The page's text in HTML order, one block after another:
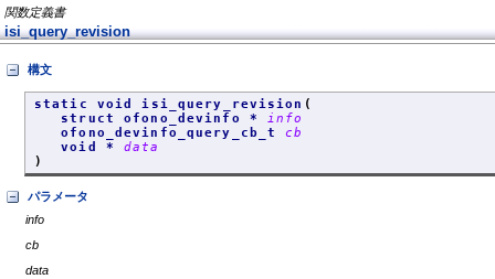
関数定義書
isi_query_revision
構文
static void isi_query_revision (
struct ofono_devinfo * info
ofono_devinfo_query_cb_tcb
void *data
)
パラメータ
info
cb
data